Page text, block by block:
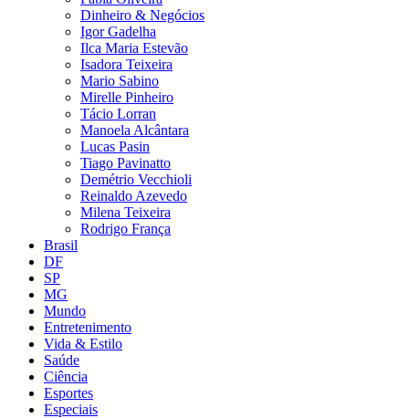
Dinheiro & Negócios
Igor Gadelha
Ilca Maria Estevão
Isadora Teixeira
Mario Sabino
Mirelle Pinheiro
Tácio Lorran
Manoela Alcântara
Lucas Pasin
Tiago Pavinatto
Demétrio Vecchioli
Reinaldo Azevedo
Milena Teixeira
Rodrigo França
Brasil
DF
SP
MG
Mundo
Entretenimento
Vida & Estilo
Saúde
Ciência
Esportes
Especiais